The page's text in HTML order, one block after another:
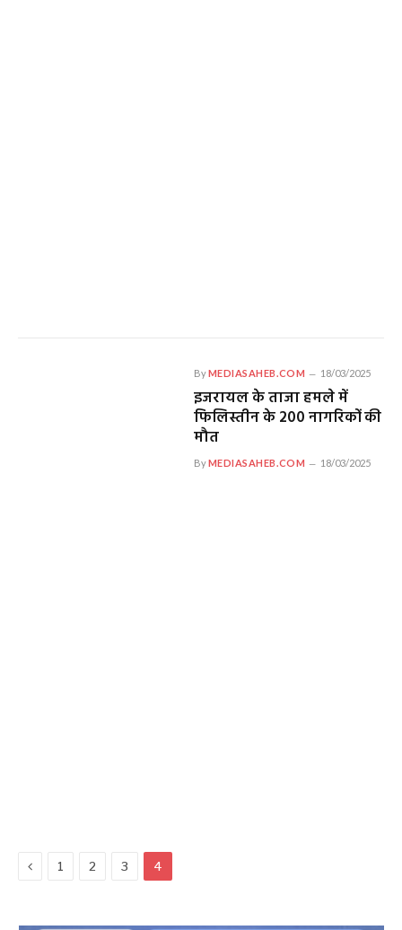
ByMEDIASAHEB.COM 18/03/2025
इजरायल के ताजा हमले में
फिलिस्तीन के 200 नागरिकों की
मौत
ByMEDIASAHEB.COM 18/03/2025
Previous
1 2 3 4